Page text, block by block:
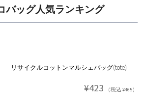
バッグ人気ランキング
リサイクルコットンマルシェバッグ(tote)
¥423 （税込 ¥465）